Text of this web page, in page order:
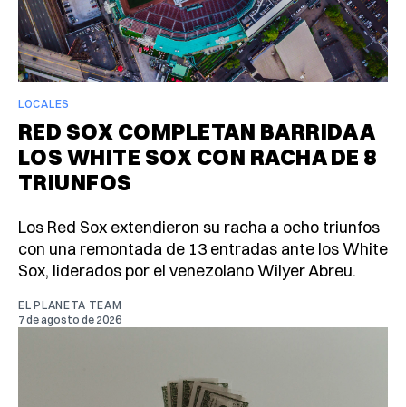
LOCALES
RED SOX COMPLETAN BARRIDA A
LOS WHITE SOX CON RACHA DE 8
TRIUNFOS
Los Red Sox extendieron su racha a ocho triunfos
con una remontada de 13 entradas ante los White
Sox, liderados por el venezolano Wilyer Abreu.
EL PLANETA TEAM
7 de agosto de 2026